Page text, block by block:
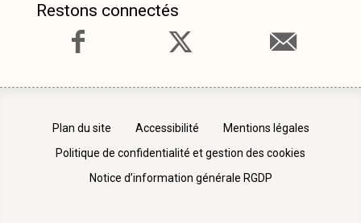
Restons connectés
Plan du site Accessibilité
Mentions légales
Politique de confidentialité et gestion des cookies
Notice d’information générale RGDP